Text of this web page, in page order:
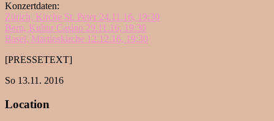
Konzertdaten:
Zürich, Kirche St. Peter 24.11.16, 19:30
Bern, Kultur Casino 29.11.16, 19:30
Basel, Martinskirche 12.12.16, 19:30
[PRESSETEXT]
So 13.11. 2016
Location